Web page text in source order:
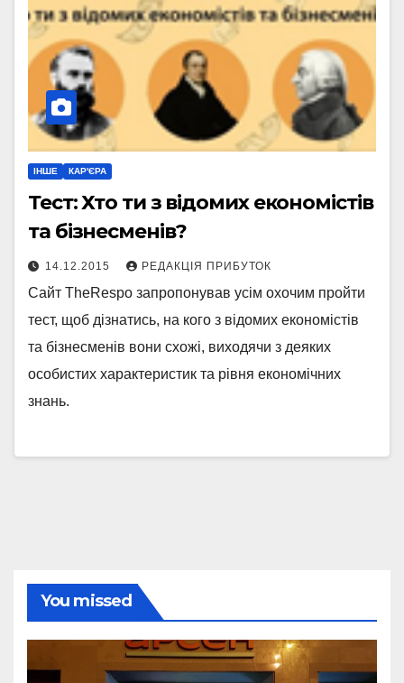
ІНШЕ КАР'ЄРА
Тест: Хто ти з відомих економістів
та бізнесменів?
14.12.2015 РЕДАКЦІЯ ПРИБУТОК
Сайт TheRespo запропонував усім охочим пройти
тест, щоб дізнатись, на кого з відомих економістів
та бізнесменів вони схожі, виходячи з деяких
особистих характеристик та рівня економічних
знань.
You missed